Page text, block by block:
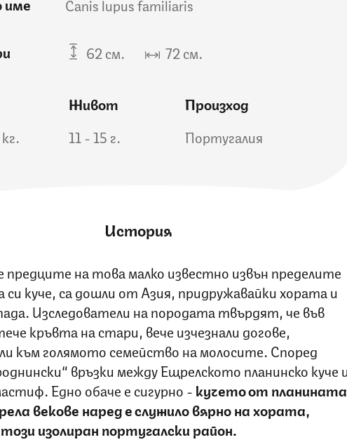
Canis lupus familiaris
62 см. 72 см.
Живот
11 - 15 г.
Произход
Португалия
История
предците на това малко известно извън пределите
си куче, са дошли от Азия, придружавайки хората и
Изследователи на породата твърдят, че във
кръвта на стари, вече изчезнали догове,
към голямото семейство на молосите. Според
връзки между Ещрелското планинско куче и
Едно обаче е сигурно - кучето от планината
векове наред е служило вярно на хората,
изолиран португалски район.